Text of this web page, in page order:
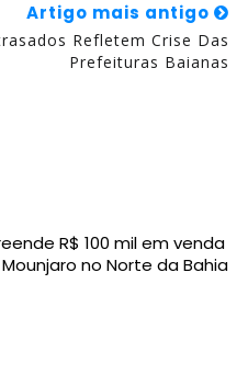
Artigo mais antigo
Refletem Crise Das
Prefeituras Baianas
R$ 100 mil em venda
no Norte da Bahia